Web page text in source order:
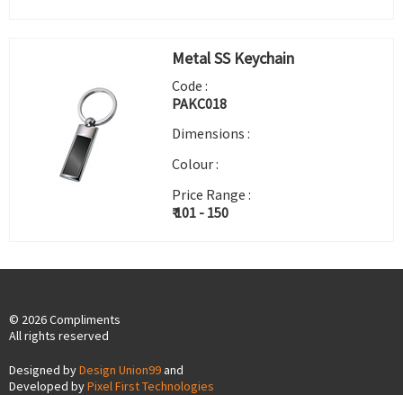
Metal SS Keychain
Code :
PAKC018
Dimensions :
Colour :
Price Range :
₹ 101 - 150
© 2026 Compliments
All rights reserved
Designed byDesign Union99and
Developed byPixel First Technologies